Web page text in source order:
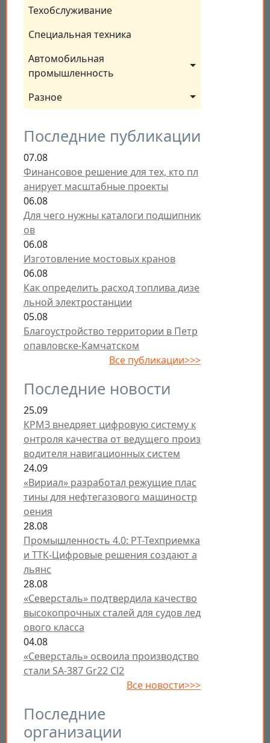
Техобслуживание
Специальная техника
Автомобильная
промышленность
Разное
Последние публикации
07.08
Финансовое решение для тех, кто пл
анирует масштабные проекты
06.08
Для чего нужны каталоги подшипник
ов
06.08
Изготовление мостовых кранов
06.08
Как определить расход топлива дизе
льной электростанции
05.08
Благоустройство территории в Петр
опавловске-Камчатском
Все публикации>>>
Последние новости
25.09
КРМЗ внедряет цифровую систему к
онтроля качества от ведущего произ
водителя навигационных систем
24.09
«Вириал» разработал режущие плас
тины для нефтегазового машиностр
оения
28.08
Промышленность 4.0: РТ-Техприемка
и ТТК-Цифровые решения создают а
льянс
28.08
«Северсталь» подтвердила качество
высокопрочных сталей для судов лед
ового класса
04.08
«Северсталь» освоила производство
стали SA-387 Gr22 Cl2
Все новости>>>
Последние
организации